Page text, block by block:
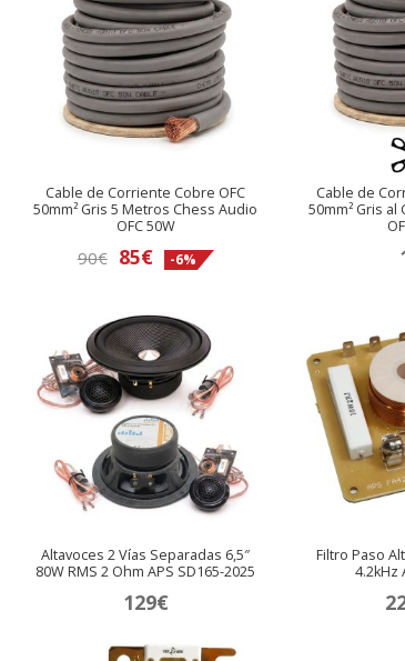
Cable de Corriente Cobre OFC
50mm² Gris 5 Metros Chess Audio
OFC 50W
90€ El
original
era:
90€.
85€El
actual
es:
85€.
-6%
Cable de
50mm² Gris
Altavoces 2 Vías Separadas 6,5″
80W RMS 2 Ohm APS SD165-2025
129€
Filtro Paso
4.2kHz